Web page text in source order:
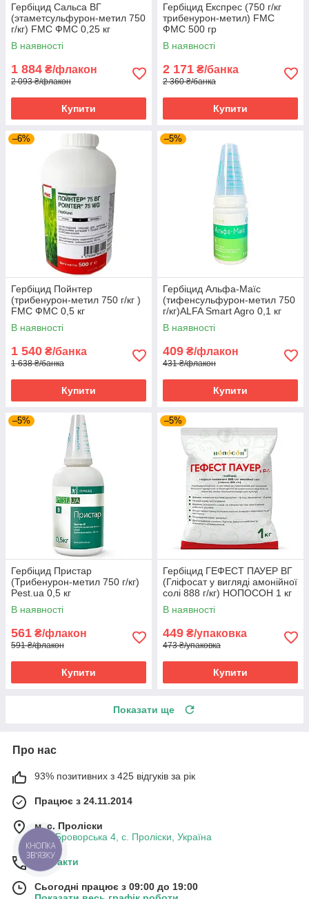
Гербіцид Сальса ВГ
(этаметсульфурон-метил 750
г/кг) FMC ФМС 0,25 кг
В наявності
1 884 ₴/флакон
2 093 ₴/флакон
Купити
Гербіцид Експрес (750 г/кг
трибенурон-метил) FMC
ФМС 500 гр
В наявності
2 171 ₴/банка
2 360 ₴/банка
Купити
–6%
Гербіцид Пойнтер
(трибенурон-метил 750 г/кг )
FMC ФМС 0,5 кг
В наявності
1 540 ₴/банка
1 638 ₴/банка
Купити
–5%
Гербіцид Альфа-Маїс
(тифенсульфурон-метил 750
г/кг)ALFA Smart Agro 0,1 кг
В наявності
409 ₴/флакон
431 ₴/флакон
Купити
–5%
Гербіцид Пристар
(Трибенурон-метил 750 г/кг)
Pest.ua 0,5 кг
В наявності
561 ₴/флакон
591 ₴/флакон
Купити
–5%
Гербіцид ГЕФЕСТ ПАУЕР ВГ
(Гліфосат у вигляді амонійної
солі 888 г/кг) НОПОСОН 1 кг
В наявності
449 ₴/упаковка
473 ₴/упаковка
Купити
Показати ще
Про нас
93% позитивних з 425 відгуків за рік
Працює з 24.11.2014
м. с. Проліски
вул. Броворська 4, с. Проліски, Україна
Контакти
Сьогодні працює з 09:00 до 19:00
КНОПКА
ЗВ'ЯЗКУ